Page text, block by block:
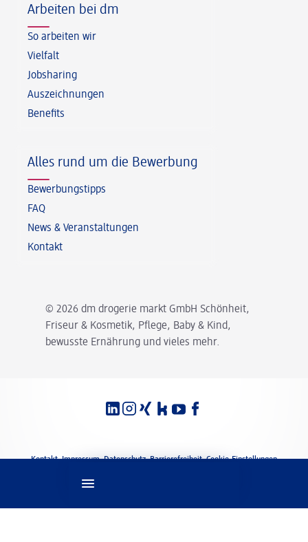
© 2026 dm drogerie markt GmbH Schönheit,
Friseur & Kosmetik, Pflege, Baby & Kind,
bewusste Ernährung und vieles mehr.
Arbeiten bei dm
So arbeiten wir
Vielfalt
Jobsharing
Auszeichnungen
Benefits
Alles rund um die Bewerbung
Bewerbungstipps
FAQ
News & Veranstaltungen
Kontakt
Rechtliches
Kontakt Impressum Datenschutz Barrierefreiheit Cookie-Einstellungen